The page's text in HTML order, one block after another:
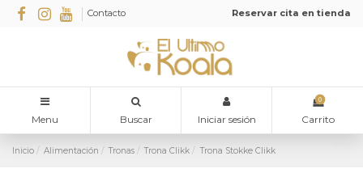
Contacto Reservar cita en tienda
Menu Buscar Iniciar sesión
0
Carrito
Inicio Alimentación Tronas Trona Clikk Trona Stokke Clikk